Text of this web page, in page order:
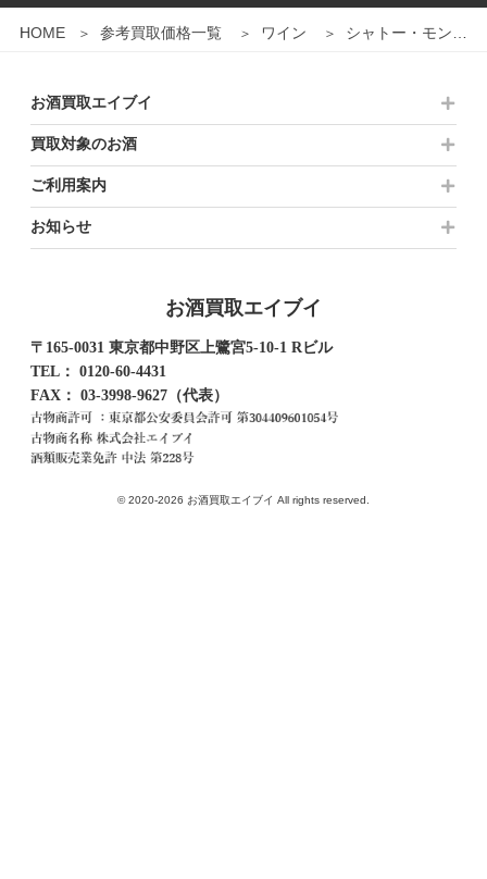
HOME 参考買取価格一覧 ワイン シャトー・モンテレーナ 1997 シャルドネ 白ワイン Chateau Montelena
/
お酒買取エイブイ
買取対象のお酒
ご利用案内
お知らせ
お酒買取エイブイ
〒165-0031 東京都中野区上鷺宮5-10-1 Rビル
TEL： 0120-60-4431
FAX： 03-3998-9627（代表）
© 2020-2026 お酒買取エイブイ All rights reserved.